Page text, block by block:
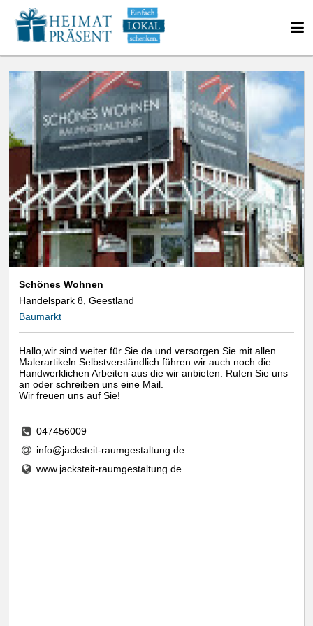
Schönes Wohnen
Handelspark 8, Geestland
Baumarkt
Hallo,wir sind weiter für Sie da und versorgen Sie mit allen
Malerartikeln.Selbstverständlich führen wir auch noch die
Handwerklichen Arbeiten aus die wir anbieten. Rufen Sie uns
an oder schreiben uns eine Mail.
Wir freuen uns auf Sie!
047456009
info@jacksteit-raumgestaltung.de
www.jacksteit-raumgestaltung.de